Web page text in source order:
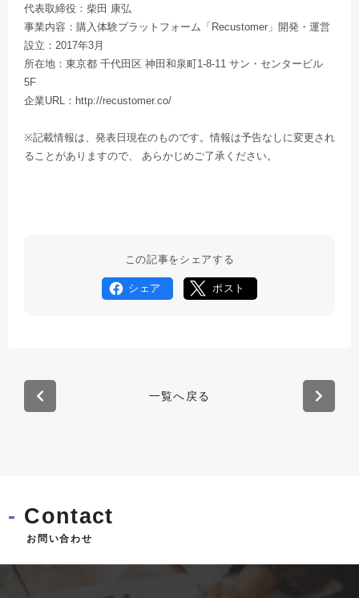
代表取締役：柴田 康弘
事業内容：購入体験プラットフォーム「Recustomer」開発・運営
設立：2017年3月
所在地：東京都 千代田区 神田和泉町1-8-11 サン・センタービル
5F
企業URL：http://recustomer.co/
※記載情報は、発表日現在のものです。情報は予告なしに変更され
ることがありますので、 あらかじめご了承ください。
この記事をシェアする
シェア ポスト
一覧へ戻る
Contact
お問い合わせ